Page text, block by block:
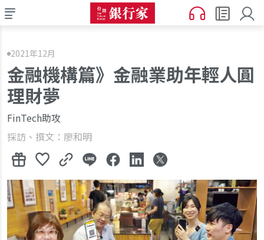
2021年12月
金融機構篇》金融業助年輕人圓
理財夢
FinTech助攻
採訪、撰文：廖和明